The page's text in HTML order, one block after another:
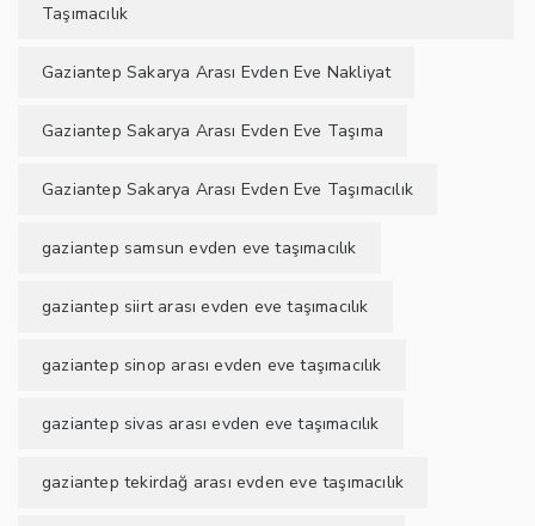
Taşımacılık
Gaziantep Sakarya Arası Evden Eve Nakliyat
Gaziantep Sakarya Arası Evden Eve Taşıma
Gaziantep Sakarya Arası Evden Eve Taşımacılık
gaziantep samsun evden eve taşımacılık
gaziantep siirt arası evden eve taşımacılık
gaziantep sinop arası evden eve taşımacılık
gaziantep sivas arası evden eve taşımacılık
gaziantep tekirdağ arası evden eve taşımacılık